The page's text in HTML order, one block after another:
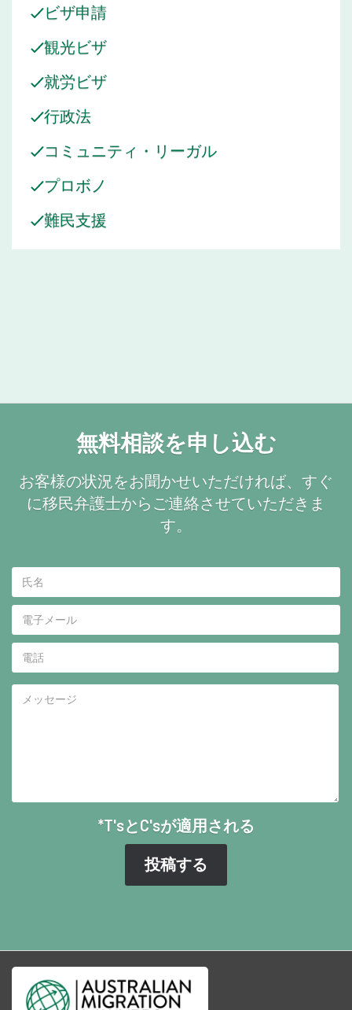
ビザ申請
観光ビザ
就労ビザ
行政法
コミュニティ・リーガル
プロボノ
難民支援
無料相談を申し込む
お客様の状況をお聞かせいただければ、すぐ
に移民弁護士からご連絡させていただきま
す。
*T'sとC'sが適用される